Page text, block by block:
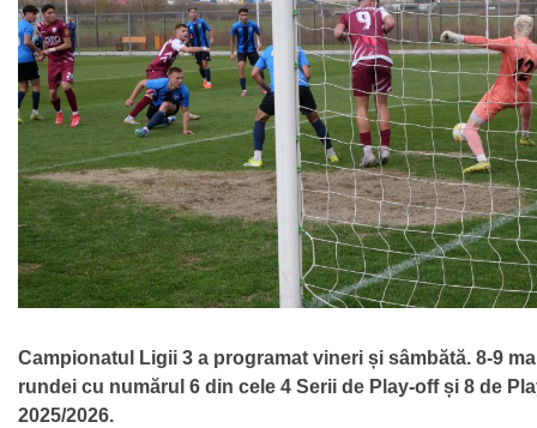
Campionatul Ligii 3 a programat vineri și sâmbătă. 8-9
rundei cu numărul 6 din cele 4 Serii de Play-off și 8 de
2025/2026.